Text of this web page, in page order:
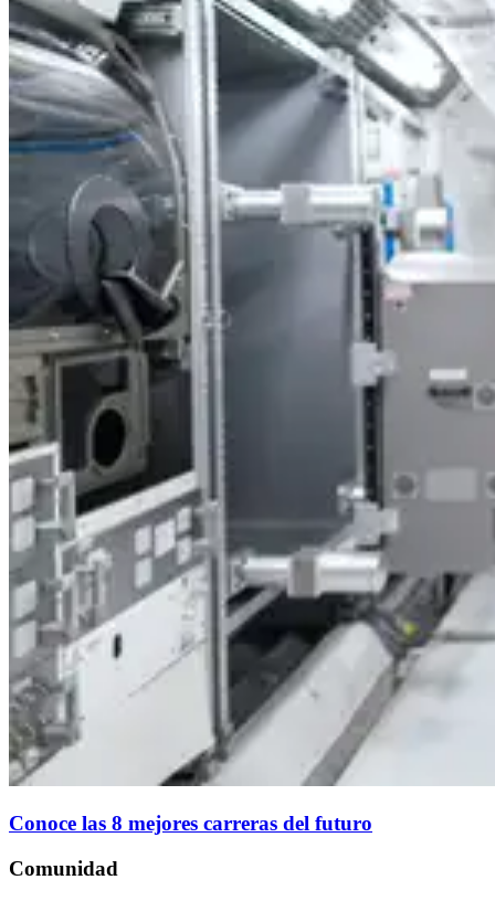
Conoce las 8 mejores carreras del futuro
Comunidad